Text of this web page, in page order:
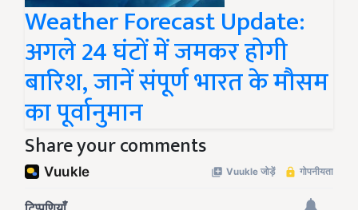
Weather Forecast Update:
अगले 24 घंटों में जमकर होगी
बारिश, जानें संपूर्ण भारत के मौसम
का पूर्वानुमान
Share your comments